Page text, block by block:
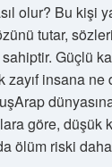
olur? Bu kişi
tutar,
Güçlü
zayıf insana
göre,
ölüm riski